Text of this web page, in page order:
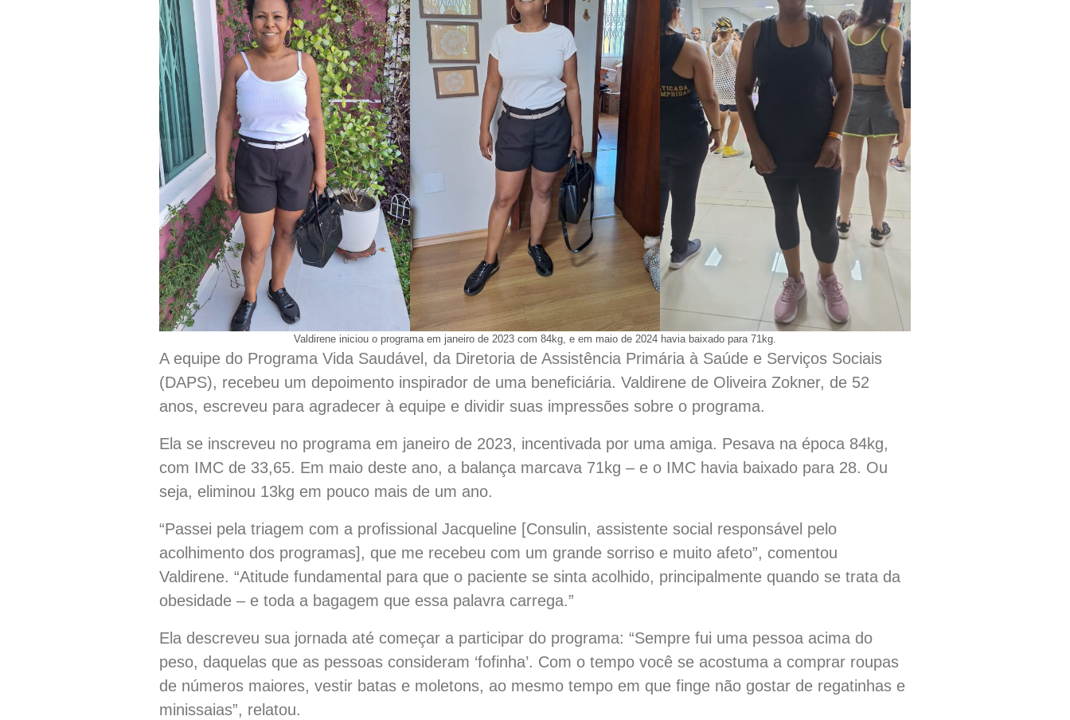
Valdirene iniciou o programa em janeiro de 2023 com 84kg, e em maio de 2024 havia baixado para 71kg.
A equipe do Programa Vida Saudável, da Diretoria de Assistência Primária à Saúde e Serviços Sociais
(DAPS), recebeu um depoimento inspirador de uma beneficiária. Valdirene de Oliveira Zokner, de 52
anos, escreveu para agradecer à equipe e dividir suas impressões sobre o programa.
Ela se inscreveu no programa em janeiro de 2023, incentivada por uma amiga. Pesava na época 84kg,
com IMC de 33,65. Em maio deste ano, a balança marcava 71kg – e o IMC havia baixado para 28. Ou
seja, eliminou 13kg em pouco mais de um ano.
“Passei pela triagem com a profissional Jacqueline [Consulin, assistente social responsável pelo
acolhimento dos programas], que me recebeu com um grande sorriso e muito afeto”, comentou
Valdirene. “Atitude fundamental para que o paciente se sinta acolhido, principalmente quando se trata da
obesidade – e toda a bagagem que essa palavra carrega.”
Ela descreveu sua jornada até começar a participar do programa: “Sempre fui uma pessoa acima do
peso, daquelas que as pessoas consideram ‘fofinha’. Com o tempo você se acostuma a comprar roupas
de números maiores, vestir batas e moletons, ao mesmo tempo em que finge não gostar de regatinhas e
minissaias”, relatou.